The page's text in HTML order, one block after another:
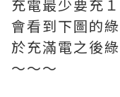
充電最少要充
會看到下圖的
於充滿電之後
～～～